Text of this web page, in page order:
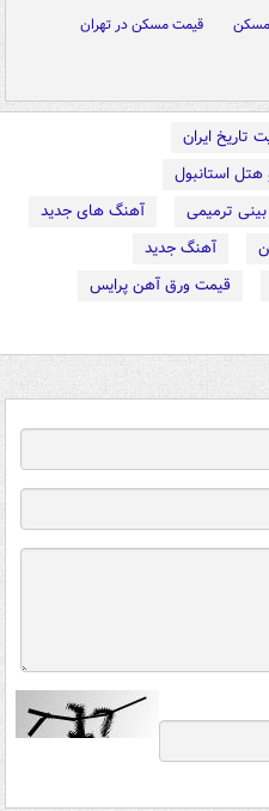
قیمت‌ مسکن در تهران
تاریخ ایران
هتل استانبول
ترمیمی
آهنگ های جدید
آهنگ جدید
قیمت ورق آهن پرایس